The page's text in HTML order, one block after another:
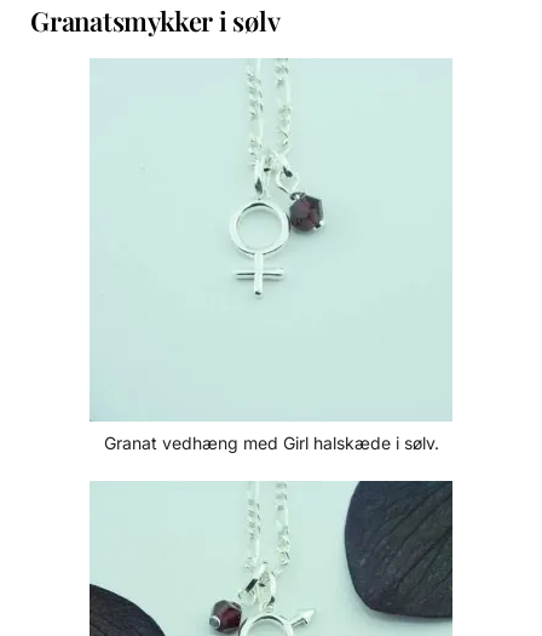
Granatsmykker i sølv
Granat vedhæng med Girl halskæde i sølv.